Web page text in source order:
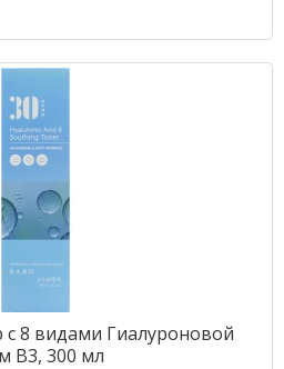
8 видами Гиалуроновой
B3, 300 мл